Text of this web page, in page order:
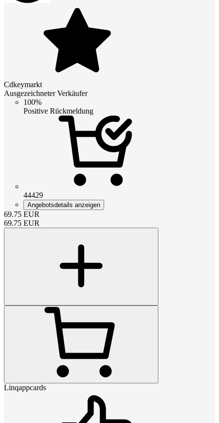
Cdkeymarkt
Ausgezeichneter Verkäufer
100%
Positive Rückmeldung
44429
Angebotsdetails anzeigen
69.75 EUR
69.75 EUR
Linqappcards